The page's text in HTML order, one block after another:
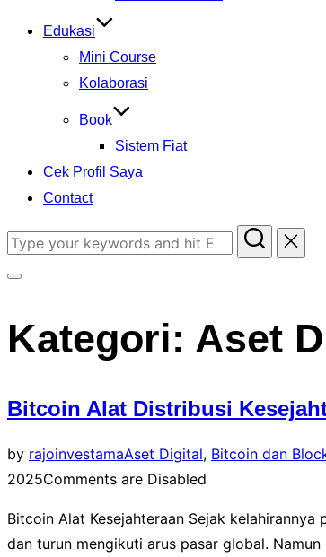
Edukasi
Mini Course
Kolaborasi
Book
Sistem Fiat
Cek Profil Saya
Contact
Search
&
Kategori: Aset
Bitcoin Alat Distribusi
by rajoinvestamaAset Digital, Bitcoin dan
2025Comments are Disabled
Bitcoin Alat Kesejahteraan Sejak
dan turun mengikuti arus pasar global.